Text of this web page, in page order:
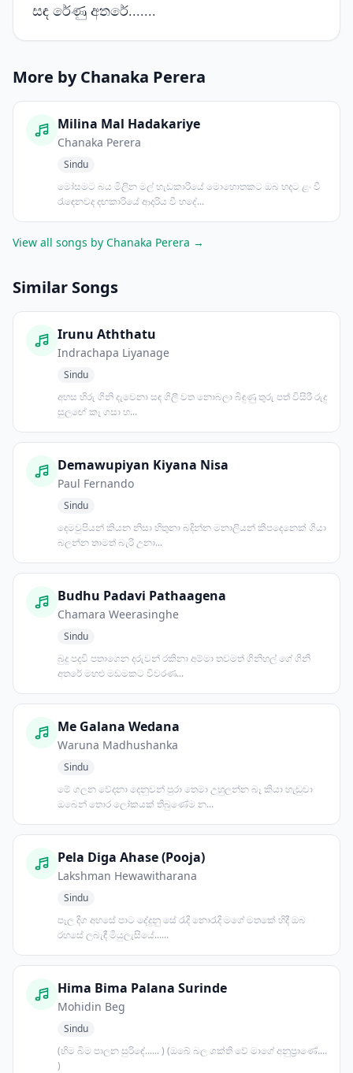
සඳ රේණු අතරේ.......
More by Chanaka Perera
Milina Mal Hadakariye
Chanaka Perera
Sindu
මෝසමට බය මිලින මල් හැඩකාරියේ මොහොතකට ඔබ හදට ළං වී
රැඳෙනවද දඟකාරියේ ආදරිය වී හදේ...
View all songs by Chanaka Perera →
Similar Songs
Irunu Aththatu
Indrachapa Liyanage
Sindu
අහස හිරු ගිනි දැවෙනා සඳ ගිලී වත නොබලා බිඳුණු තුරු පත් විසිරී රුදු
සුලඟේ කෑ ගසා හ...
Demawupiyan Kiyana Nisa
Paul Fernando
Sindu
දෙමවුපියන් කියන නිසා හිතුනා බදින්න මනාලියන් කීපදෙනෙක් ගියා
බලන්න තාමත් බැරි උනා...
Budhu Padavi Pathaagena
Chamara Weerasinghe
Sindu
බුදු පදවි පතාගෙන දරුවන් රකිනා අම්මා තවමත් ගිනිහල් ගේ ගිනි
අතරේ මහළු මඩමකට විවරණ...
Me Galana Wedana
Waruna Madhushanka
Sindu
මේ ගලන වේදනා දෙනුවන් පුරා තෙමා උහුලන්න බෑ කියා හැඬුවා
ඔබෙන් තොර ලෝකයක් තිබුණේම න...
Pela Diga Ahase (Pooja)
Lakshman Hewawitharana
Sindu
පෑල දිග අහසේ පාට දේදුනු සේ රැදි නොරැදි මගේ මතකේ හිදී ඔබ
රහසේ ලබැඳී මියුලැසියේ......
Hima Bima Palana Surinde
Mohidin Beg
Sindu
(හිම බිම පාලන සුරිඳේ...... ) (ඔබේ බල ශක්ති වේ මාගේ අනුප්‍රාණේ....
)